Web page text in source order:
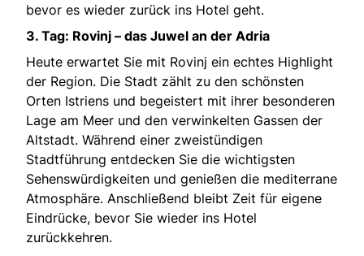
bevor es wieder zurück ins Hotel geht.
3. Tag: Rovinj – das Juwel an der Adria
Heute erwartet Sie mit Rovinj ein echtes Highlight
der Region. Die Stadt zählt zu den schönsten
Orten Istriens und begeistert mit ihrer besonderen
Lage am Meer und den verwinkelten Gassen der
Altstadt. Während einer zweistündigen
Stadtführung entdecken Sie die wichtigsten
Sehenswürdigkeiten und genießen die mediterrane
Atmosphäre. Anschließend bleibt Zeit für eigene
Eindrücke, bevor Sie wieder ins Hotel
zurückkehren.